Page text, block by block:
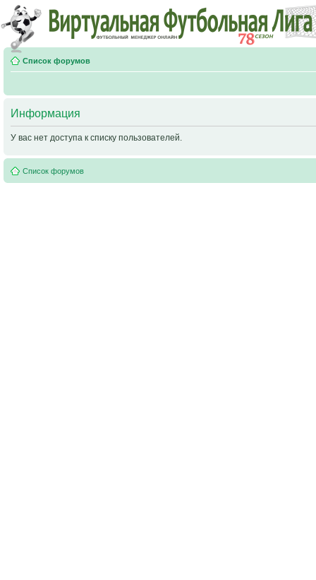
Список форумов
Информация
У вас нет доступа к списку пользователей.
Список форумов